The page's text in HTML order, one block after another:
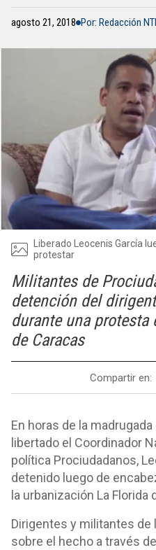
agosto 21, 2018 Por: Redacción
Liberado Leocenis García
protestar
Militantes de
detención del
durante una protesta
de Caracas
Compartir en:
En horas de la
libertado el Coordinador
política Prociudadanos,
detenido luego de
la urbanización La Florida
Dirigentes y militantes
sobre el hecho a través